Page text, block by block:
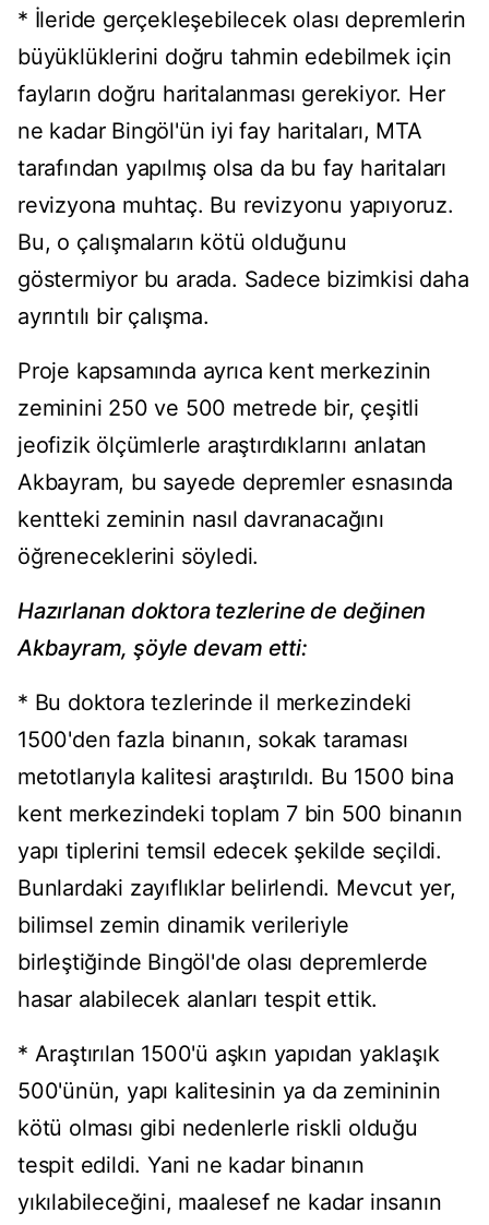
* İleride gerçekleşebilecek olası depremlerin
büyüklüklerini doğru tahmin edebilmek için
fayların doğru haritalanması gerekiyor. Her
ne kadar Bingöl'ün iyi fay haritaları, MTA
tarafından yapılmış olsa da bu fay haritaları
revizyona muhtaç. Bu revizyonu yapıyoruz.
Bu, o çalışmaların kötü olduğunu
göstermiyor bu arada. Sadece bizimkisi daha
ayrıntılı bir çalışma.
Proje kapsamında ayrıca kent merkezinin
zeminini 250 ve 500 metrede bir, çeşitli
jeofizik ölçümlerle araştırdıklarını anlatan
Akbayram, bu sayede depremler esnasında
kentteki zeminin nasıl davranacağını
öğreneceklerini söyledi.
Hazırlanan doktora tezlerine de değinen
Akbayram, şöyle devam etti:
* Bu doktora tezlerinde il merkezindeki
1500'den fazla binanın, sokak taraması
metotlarıyla kalitesi araştırıldı. Bu 1500 bina
kent merkezindeki toplam 7 bin 500 binanın
yapı tiplerini temsil edecek şekilde seçildi.
Bunlardaki zayıflıklar belirlendi. Mevcut yer,
bilimsel zemin dinamik verileriyle
birleştiğinde Bingöl'de olası depremlerde
hasar alabilecek alanları tespit ettik.
* Araştırılan 1500'ü aşkın yapıdan yaklaşık
500'ünün, yapı kalitesinin ya da zemininin
kötü olması gibi nedenlerle riskli olduğu
tespit edildi. Yani ne kadar binanın
yıkılabileceğini, maalesef ne kadar insanın